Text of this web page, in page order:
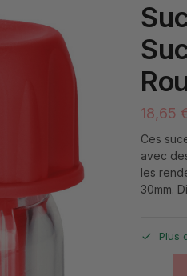
18,65
Ces
avec
les
30mm.
Plus